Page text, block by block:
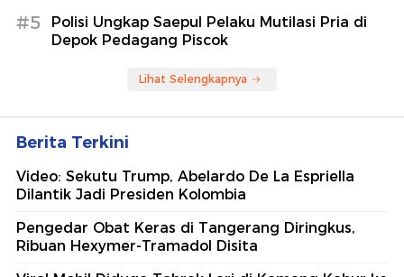
#5
Polisi Ungkap Saepul Pelaku Mutilasi Pria di
Depok Pedagang Piscok
Lihat Selengkapnya
Berita Terkini
Video: Sekutu Trump, Abelardo De La Espriella
Dilantik Jadi Presiden Kolombia
Pengedar Obat Keras di Tangerang Diringkus,
Ribuan Hexymer-Tramadol Disita